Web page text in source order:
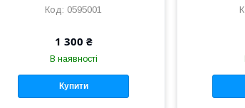
0595001
1 300 ₴
В наявності
Купити